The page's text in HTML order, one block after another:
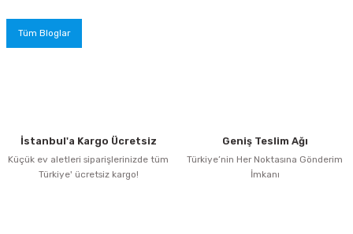
Tüm Bloglar
İstanbul'a Kargo Ücretsiz
Küçük ev aletleri siparişlerinizde tüm
Türkiye' ücretsiz kargo!
Geniş Teslim Ağı
Türkiye’nin Her Noktasına Gönderim
İmkanı